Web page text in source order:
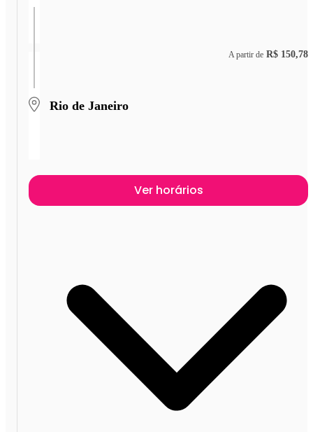
Rio de Janeiro
A partir de R$ 150,78
Ver horários